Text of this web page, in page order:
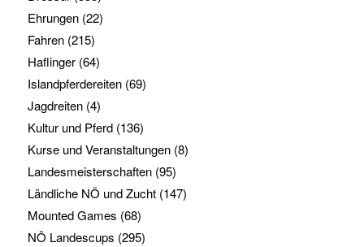
Ehrungen(22)
Fahren(215)
Haflinger(64)
Islandpferdereiten(69)
Jagdreiten(4)
Kultur und Pferd(136)
Kurse und Veranstaltungen(8)
Landesmeisterschaften(95)
Ländliche NÖ und Zucht(147)
Mounted Games (68)
NÖ Landescups (295)